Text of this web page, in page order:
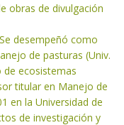
obras de divulgación
desempeñó como
de pasturas (Univ.
de ecosistemas
titular en Manejo de
en la Universidad de
de investigación y